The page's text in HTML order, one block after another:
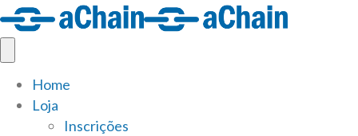
Home
Loja
Inscrições